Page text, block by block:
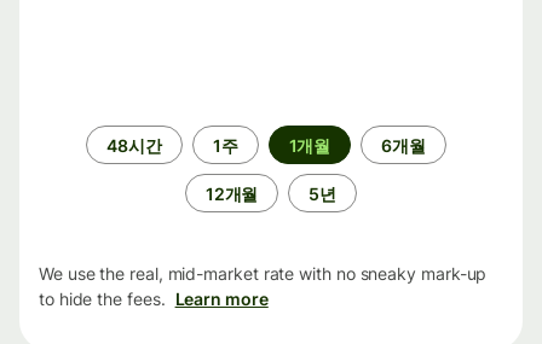
48시간 1주 1개월 6개월
12개월 5년
We use the real, mid-market rate with no sneaky mark-up
to hide the fees. Learn more